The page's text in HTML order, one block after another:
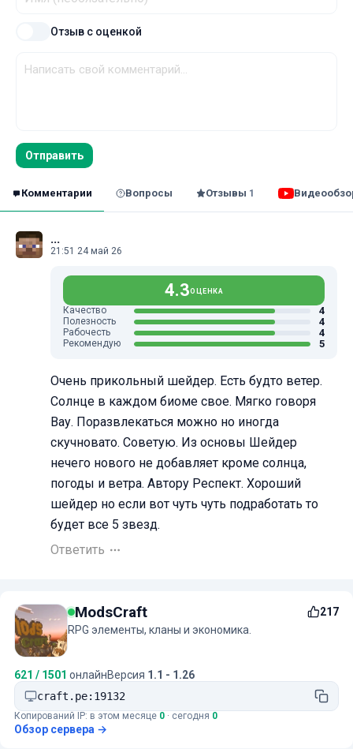
Отзыв с оценкой
Отправить
Комментарии Вопросы Отзывы 1
...
21:51 24 май 26
4.3ОЦЕНКА
Качество 4
Полезность 4
Рабочесть 4
Рекомендую 5
Очень прикольный шейдер. Есть будто ветер.
Солнце в каждом биоме свое. Мягко говоря
Вау. Поразвлекаться можно но иногда
скучновато. Советую. Из основы Шейдер
нечего нового не добавляет кроме солнца,
погоды и ветра. Автору Респект. Хороший
шейдер но если вот чуть чуть подработать то
будет все 5 звезд.
Ответить
ModsCraft
217
RPG элементы, кланы и экономика.
621 / 1501 онлайнВерсия 1.1 - 1.26
craft.pe:19132
Копирований IP: в этом месяце 0 · сегодня 0
Обзор сервера →